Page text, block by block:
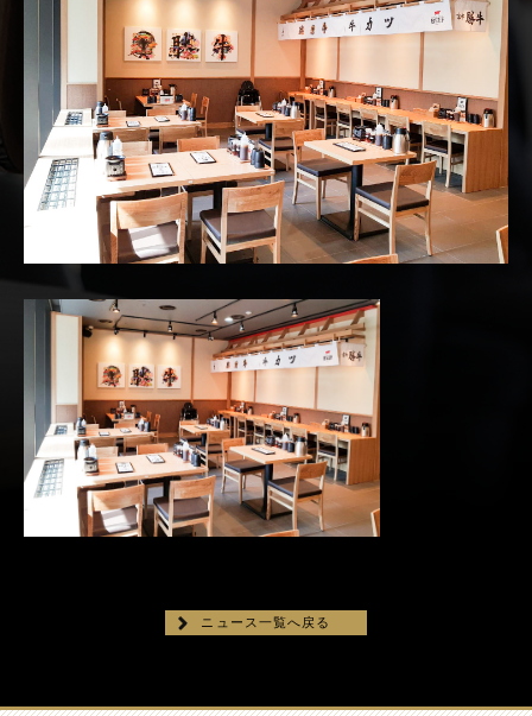
ニュース一覧へ戻る